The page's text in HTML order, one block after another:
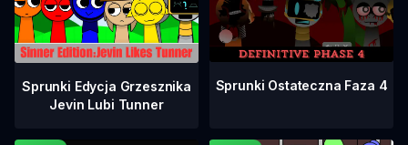
Sprunki Edycja Grzesznika
Jevin Lubi Tunner
Sprunki Ostateczna Faza 4